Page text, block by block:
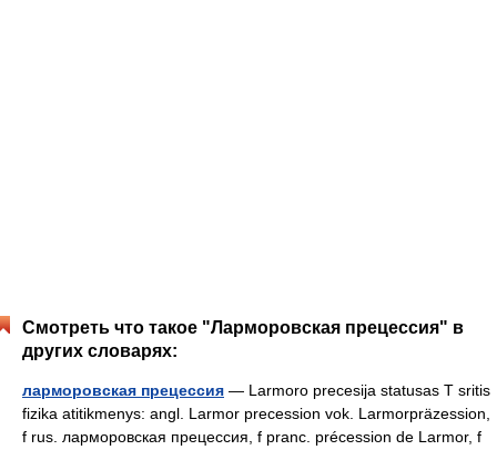
Смотреть что такое "Ларморовская прецессия" в
других словарях:
ларморовская прецессия — Larmoro precesija statusas T sritis
fizika atitikmenys: angl. Larmor precession vok. Larmorpräzession,
f rus. ларморовская прецессия, f pranc. précession de Larmor, f